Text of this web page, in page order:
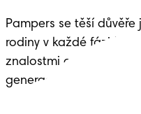
Pampers se těší
rodiny v každé fázi
znalostmi a dědictvím
generacím.